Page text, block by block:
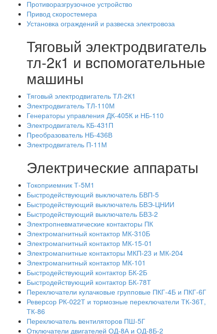
Противоразгрузочное устройство
Привод скоростемера
Установка ограждений и развеска электровоза
Тяговый электродвигатель
тл-2к1 и вспомогательные
машины
Тяговый электродвигатель ТЛ-2К1
Электродвигатель ТЛ-110М
Генераторы управления ДК-405К и НБ-110
Электродвигатель КБ-431П
Преобразователь НБ-436В
Электродвигатель П-11М
Электрические аппараты
Токоприемник Т-5М1
Быстродействующий выключатель БВП-5
Быстродействующий выключатель БВЭ-ЦНИИ
Быстродействующий выключатель БВЗ-2
Электропневматические контакторы ПК
Электромагнитный контактор МК-310Б
Электромагнитный контактор МК-15-01
Электромагнитные контакторы МКП-23 и МК-204
Электромагнитный контактор МК-101
Быстродействующий контактор БК-2Б
Быстродействующий контактор БК-78Т
Переключатели кулачковые групповые ПКГ-4Б и ПКГ-6Г
Реверсор РК-022Т и тормозные переключатели ТК-36Т,
ТК-86
Переключатель вентиляторов ПШ-5Г
Отключатели двигателей ОД-8А и ОД-8Б-2